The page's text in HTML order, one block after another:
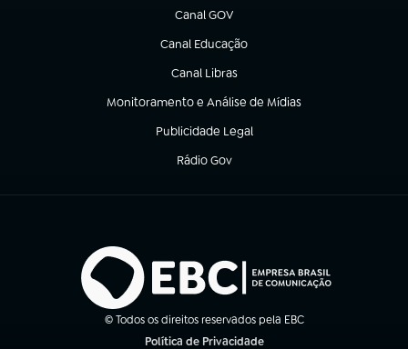
Canal GOV
(abre em nova aba)
Canal Educação
(abre em nova aba)
Canal Libras
(abre em nova aba)
Monitoramento e Análise de Mídias
(abre em nova aba)
Publicidade Legal
(abre em nova aba)
Rádio Gov
(abre em nova aba)
© Todos os direitos reservados pela EBC
Política de Privacidade